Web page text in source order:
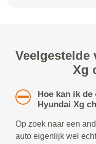
Veelgestelde
Xg
Hoe kan ik
Hyundai Xg
Op zoek naar een
auto eigenlijk wel